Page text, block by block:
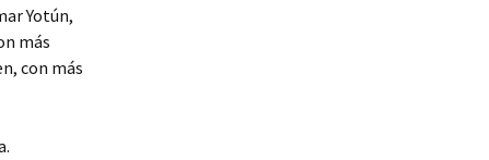
Yotún,
más
con más